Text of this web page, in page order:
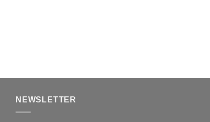
NEWSLETTER